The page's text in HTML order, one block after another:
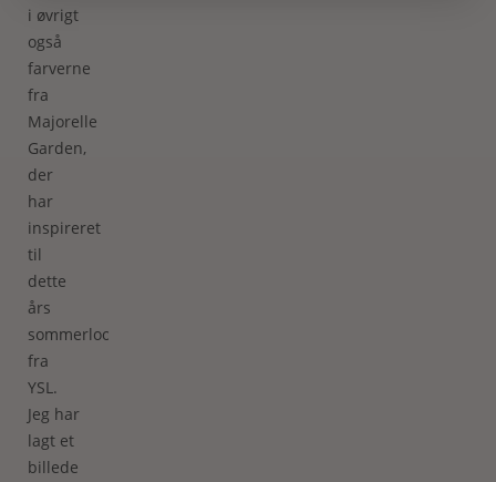
i øvrigt
også
farverne
fra
Majorelle
Garden,
der
har
inspireret
til
dette
års
sommerlook
fra
YSL.
Jeg har
lagt et
billede